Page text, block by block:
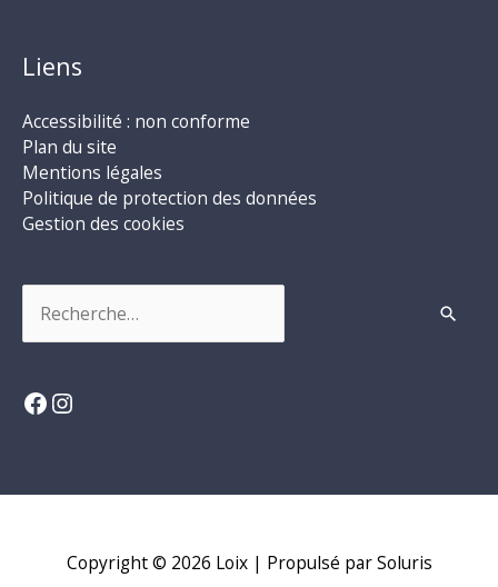
Liens
Accessibilité : non conforme
Plan du site
Mentions légales
Politique de protection des données
Gestion des cookies
Facebook
Instagram
Copyright © 2026 Loix| Propulsé par Soluris